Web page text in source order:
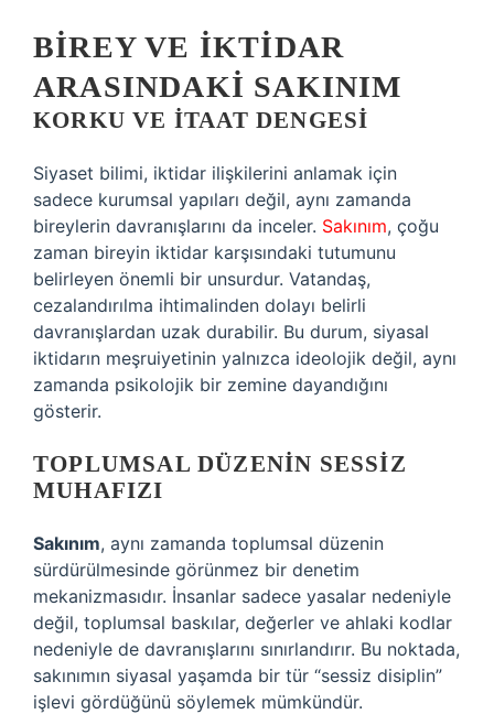
BIREY VE İKTIDAR
ARASINDAKI SAKINIM
KORKU VE İTAAT DENGESI
Siyaset bilimi, iktidar ilişkilerini anlamak için
sadece kurumsal yapıları değil, aynı zamanda
bireylerin davranışlarını da inceler. Sakınım, çoğu
zaman bireyin iktidar karşısındaki tutumunu
belirleyen önemli bir unsurdur. Vatandaş,
cezalandırılma ihtimalinden dolayı belirli
davranışlardan uzak durabilir. Bu durum, siyasal
iktidarın meşruiyetinin yalnızca ideolojik değil, aynı
zamanda psikolojik bir zemine dayandığını
gösterir.
TOPLUMSAL DÜZENIN SESSIZ
MUHAFIZI
Sakınım, aynı zamanda toplumsal düzenin
sürdürülmesinde görünmez bir denetim
mekanizmasıdır. İnsanlar sadece yasalar nedeniyle
değil, toplumsal baskılar, değerler ve ahlaki kodlar
nedeniyle de davranışlarını sınırlandırır. Bu noktada,
sakınımın siyasal yaşamda bir tür “sessiz disiplin”
işlevi gördüğünü söylemek mümkündür.